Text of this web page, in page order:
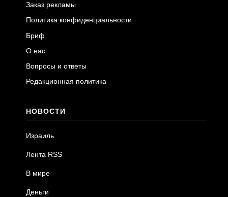
Заказ рекламы
Политика конфиденциальности
Бриф
О нас
Вопросы и ответы
Редакционная политика
НОВОСТИ
Израиль
Лента RSS
В мире
Деньги